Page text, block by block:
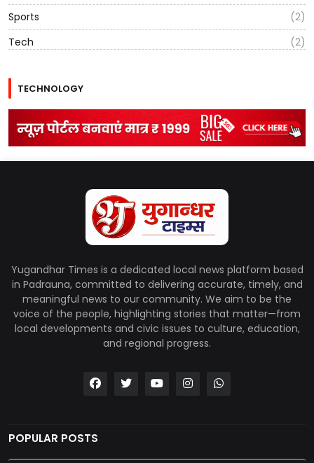
Sports
(2)
Tech
(2)
TECHNOLOGY
Yugandhar Times is a dedicated local news platform based
in Padrauna, committed to delivering accurate, timely, and
meaningful news to our community. We aim to be the
voice of the people, highlighting stories that matter—from
local developments and civic issues to culture, education,
and regional progress.
POPULAR POSTS